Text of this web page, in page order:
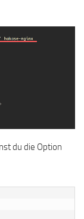
du die Option